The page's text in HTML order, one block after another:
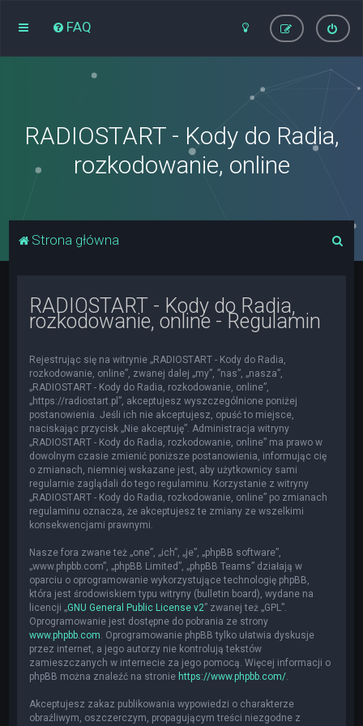
FAQ
RADIOSTART - Kody do Radia,
rozkodowanie, online
Strona główna
RADIOSTART - Kody do Radia,
rozkodowanie, online - Regulamin
Rejestrując się na witrynie „RADIOSTART - Kody do Radia,
rozkodowanie, online”, zwanej dalej „my”, ”nas”, „nasza”,
„RADIOSTART - Kody do Radia, rozkodowanie, online”,
„https://radiostart.pl”, akceptujesz wyszczególnione poniżej
postanowienia. Jeśli ich nie akceptujesz, opuść to miejsce,
naciskając przycisk „Nie akceptuję”. Administracja witryny
„RADIOSTART - Kody do Radia, rozkodowanie, online” ma prawo w
dowolnym czasie zmienić poniższe postanowienia, informując cię
o zmianach, niemniej wskazane jest, aby użytkownicy sami
regularnie zaglądali do tego regulaminu. Korzystanie z witryny
„RADIOSTART - Kody do Radia, rozkodowanie, online” po zmianach
regulaminu oznacza, że akceptujesz te zmiany ze wszelkimi
konsekwencjami prawnymi.
Nasze fora zwane też „one”, „ich”, „je”, „phpBB software”,
„www.phpbb.com”, „phpBB Limited”, „phpBB Teams” działają w
oparciu o oprogramowanie wykorzystujące technologię phpBB,
która jest środowiskiem typu witryny (bulletin board), wydane na
licencji „GNU General Public License v2” zwanej też „GPL”.
Oprogramowanie jest dostępne do pobrania ze strony
www.phpbb.com . Oprogramowanie phpBB tylko ułatwia dyskusje
przez internet, a jego autorzy nie kontrolują tekstów
zamieszczanych w internecie za jego pomocą. Więcej informacji o
phpBB można znaleźć na stronie https://www.phpbb.com/
Akceptujesz zakaz publikowania wypowiedzi o charakterze
obraźliwym, oszczerczym, propagującym treści niezgodne z